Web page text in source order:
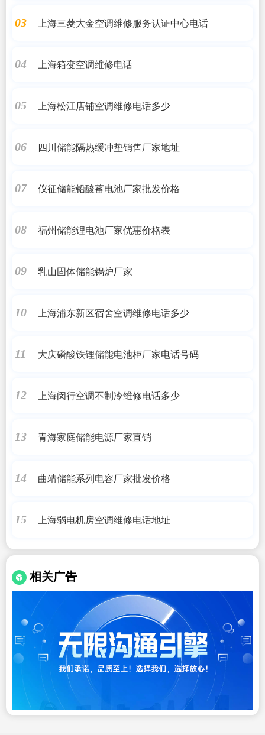
03 上海三菱大金空调维修服务认证中心电话
04 上海箱变空调维修电话
05 上海松江店铺空调维修电话多少
06 四川储能隔热缓冲垫销售厂家地址
07 仪征储能铅酸蓄电池厂家批发价格
08 福州储能锂电池厂家优惠价格表
09 乳山固体储能锅炉厂家
10 上海浦东新区宿舍空调维修电话多少
11 大庆磷酸铁锂储能电池柜厂家电话号码
12 上海闵行空调不制冷维修电话多少
13 青海家庭储能电源厂家直销
14 曲靖储能系列电容厂家批发价格
15 上海弱电机房空调维修电话地址
相关广告